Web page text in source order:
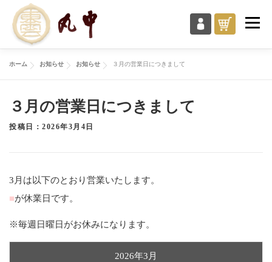
メニュ
商品一覧 丸中について
お知らせ・ブログ お問い合わせ
ホーム お知らせ お知らせ ３月の営業日につきまして
３月の営業日につきまして
投稿日：2026年3月4日
3月は以下のとおり営業いたします。
■が休業日です。
※毎週日曜日がお休みになります。
2026年3月